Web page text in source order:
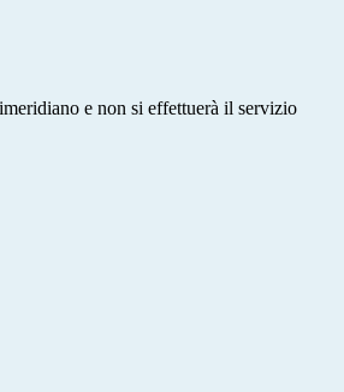
e non si effettuerà il servizio